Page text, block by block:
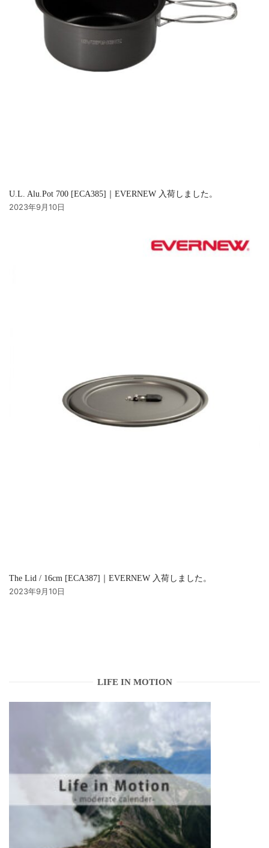
U.L. Alu.Pot 700 [ECA385]｜EVERNEW 入荷しました。
2023年9月10日
The Lid / 16cm [ECA387]｜EVERNEW 入荷しました。
2023年9月10日
LIFE IN MOTION